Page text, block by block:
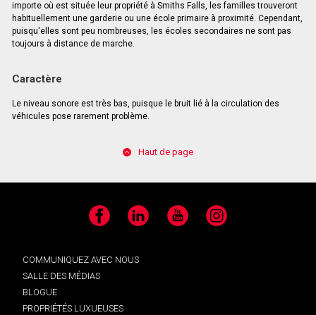
importe où est située leur propriété à Smiths Falls, les familles trouveront
habituellement une garderie ou une école primaire à proximité. Cependant,
puisqu'elles sont peu nombreuses, les écoles secondaires ne sont pas
toujours à distance de marche.
Caractère
Le niveau sonore est très bas, puisque le bruit lié à la circulation des
véhicules pose rarement problème.
Haut de page
Facebook LinkedIn YouTube Instagram
COMMUNIQUEZ AVEC NOUS
SALLE DES MÉDIAS
BLOGUE
PROPRIÉTÉS LUXUEUSES